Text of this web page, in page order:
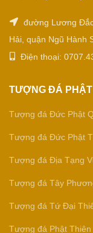
đường Lương
Hải, quận Ngũ Hành
Điện thoại:
TƯỢNG ĐÁ PHẬT
Tượng đá Đức Phật
Tượng đá Đức Phật
Tượng đá Địa Tạng
Tượng đá Tây
Tượng đá Tứ Đại
Tượng đá Phật